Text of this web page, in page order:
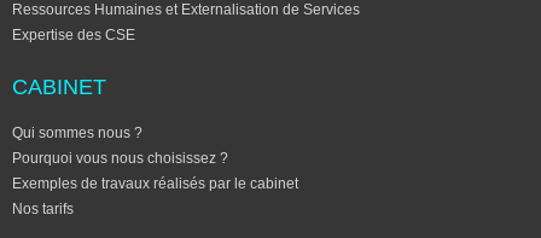
Ressources Humaines et Externalisation de Services
Expertise des CSE
CABINET
Qui sommes nous ?
Pourquoi vous nous choisissez ?
Exemples de travaux réalisés par le cabinet
Nos tarifs